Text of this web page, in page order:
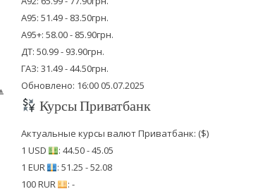
А95: 51.49 - 83.50грн.
А95+: 58.00 - 85.90грн.
ДТ: 50.99 - 93.90грн.
ГАЗ: 31.49 - 44.50грн.
Обновлено: 16:00 05.07.2025
Курсы Приватбанк
Актуальные курсы валют Приватбанк: ($)
1 USD
: 44.50 - 45.05
1 EUR
: 51.25 - 52.08
100 RUR
: -